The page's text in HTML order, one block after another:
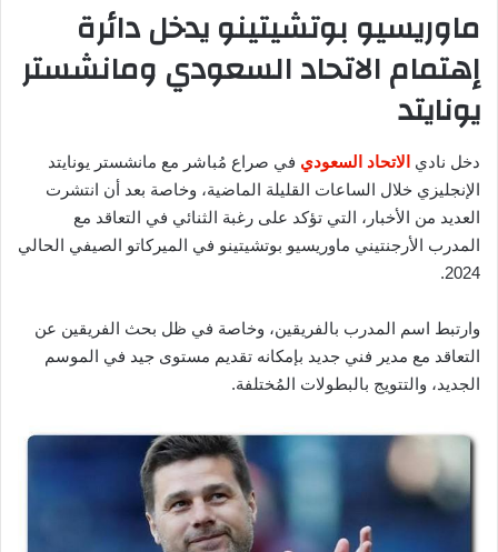
ماوريسيو بوتشيتينو يدخل دائرة
إهتمام الاتحاد السعودي ومانشستر
يونايتد
دخل نادي الاتحاد السعودي في صراع مُباشر مع مانشستر يونايتد
الإنجليزي خلال الساعات القليلة الماضية، وخاصة بعد أن انتشرت
العديد من الأخبار، التي تؤكد على رغبة الثنائي في التعاقد مع
المدرب الأرجنتيني ماوريسيو بوتشيتينو في الميركاتو الصيفي الحالي
2024.
وارتبط اسم المدرب بالفريقين، وخاصة في ظل بحث الفريقين عن
التعاقد مع مدير فني جديد بإمكانه تقديم مستوى جيد في الموسم
الجديد، والتتويج بالبطولات المُختلفة.